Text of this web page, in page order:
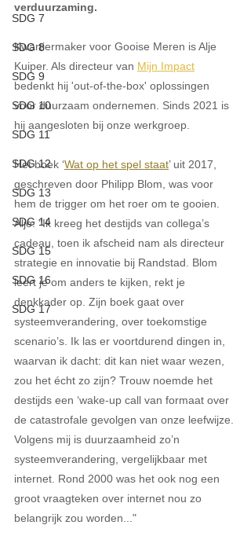
SDG 7
SDG 8
SDG 9
SDG 10
SDG 11
SDG 12
SDG 13
SDG 14
SDG 15
SDG 16
SDG 17
verduurzaming.
Kwartiermaker voor Gooise Meren is Alje
Kuiper. Als directeur van Mijn Impact
bedenkt hij 'out-of-the-box' oplossingen
voor duurzaam ondernemen. Sinds 2021 is
hij aangesloten bij onze werkgroep.
Het boek ‘Wat op het spel staat’ uit 2017,
geschreven door Philipp Blom, was voor
hem de trigger om het roer om te gooien.
Alje: "Ik kreeg het destijds van collega’s
cadeau, toen ik afscheid nam als directeur
strategie en innovatie bij Randstad. Blom
leert je om anders te kijken, rekt je
denkkader op. Zijn boek gaat over
systeemverandering, over toekomstige
scenario’s. Ik las er voortdurend dingen in,
waarvan ik dacht: dit kan niet waar wezen,
zou het écht zo zijn? Trouw noemde het
destijds een ‘wake-up call van formaat over
de catastrofale gevolgen van onze leefwijze.
Volgens mij is duurzaamheid zo’n
systeemverandering, vergelijkbaar met
internet. Rond 2000 was het ook nog een
groot vraagteken over internet nou zo
belangrijk zou worden..."